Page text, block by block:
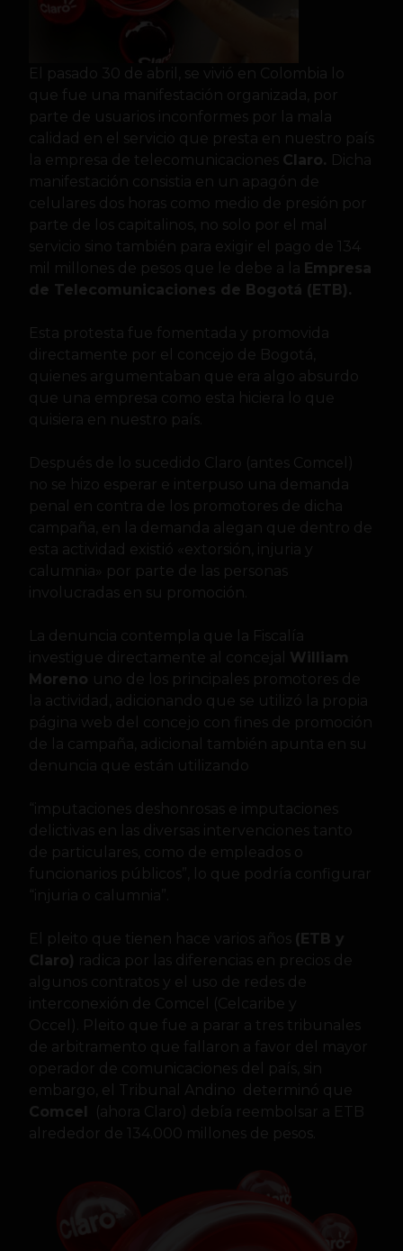
El pasado 30 de abril, se vivió en Colombia lo
que fue una manifestación organizada, por
parte de usuarios inconformes por la mala
calidad en el servicio que presta en nuestro país
la empresa de telecomunicaciones Claro. Dicha
manifestación consistia en un apagón de
celulares dos horas como medio de presión por
parte de los capitalinos, no solo por el mal
servicio sino también para exigir el pago de 134
mil millones de pesos que le debe a la Empresa
de Telecomunicaciones de Bogotá (ETB).
Esta protesta fue fomentada y promovida
directamente por el concejo de Bogotá,
quienes argumentaban que era algo absurdo
que una empresa como esta hiciera lo que
quisiera en nuestro país.
Después de lo sucedido Claro (antes Comcel)
no se hizo esperar e interpuso una demanda
penal en contra de los promotores de dicha
campaña, en la demanda alegan que dentro de
esta actividad existió «extorsión, injuria y
calumnia» por parte de las personas
involucradas en su promoción.
La denuncia contempla que la Fiscalía
investigue directamente al concejal William
Moreno uno de los principales promotores de
la actividad, adicionando que se utilizó la propia
página web del concejo con fines de promoción
de la campaña, adicional también apunta en su
denuncia que están utilizando
“imputaciones deshonrosas e imputaciones
delictivas en las diversas intervenciones tanto
de particulares, como de empleados o
funcionarios públicos”, lo que podría configurar
“injuria o calumnia”.
El pleito que tienen hace varios años (ETB y
Claro) radica por las diferencias en precios de
algunos contratos y el uso de redes de
interconexión de Comcel (Celcaribe y
Occel). Pleito que fue a parar a tres tribunales
de arbitramento que fallaron a favor del mayor
operador de comunicaciones del país, sin
embargo, el Tribunal Andino determinó que
Comcel
(ahora Claro) debía reembolsar a ETB
alrededor de 134.000 millones de pesos.